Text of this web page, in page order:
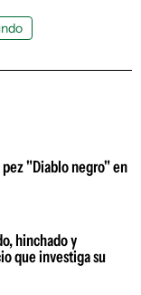
"Diablo negro" en
hinchado y
que investiga su